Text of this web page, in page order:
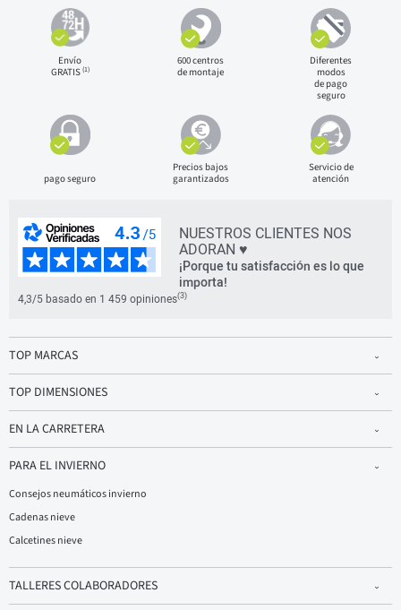
Envío
GRATIS(1)
600 centros
de montaje
Diferentes
modos
de pago
seguro
pago seguro
Precios bajos
garantizados
Servicio de
atención
NUESTROS CLIENTES NOS
ADORAN ♥
¡Porque tu satisfacción es lo que
importa!
4,3/5 basado en 1 459 opiniones(3)
TOP MARCAS
TOP DIMENSIONES
EN LA CARRETERA
PARA EL INVIERNO
Consejos neumáticos invierno
Cadenas nieve
Calcetines nieve
TALLERES COLABORADORES